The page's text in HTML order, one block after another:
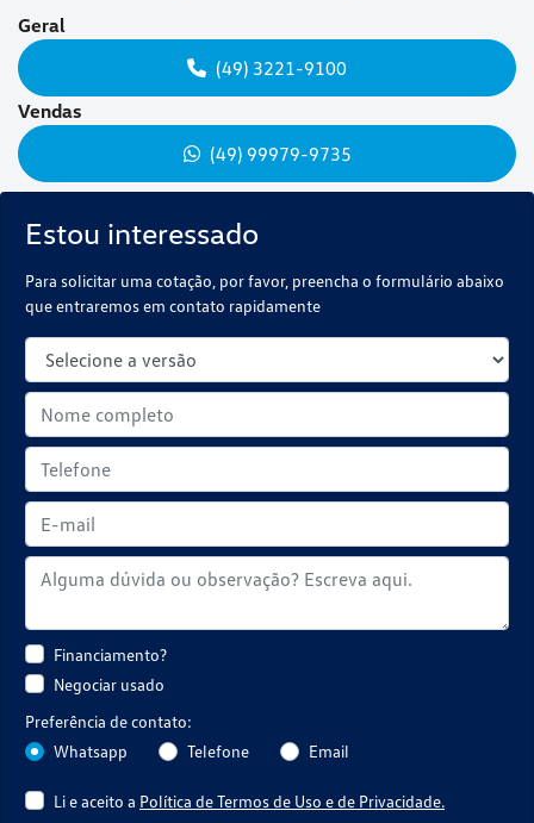
Estou interessado
Para solicitar uma cotação, por favor, preencha o formulário abaixo
que entraremos em contato rapidamente
Financiamento?
Negociar usado
Preferência de contato:
Whatsapp
Telefone Email
Li e aceito a Política de Termos de Uso e de Privacidade.
Geral
(49) 3221-9100
Vendas
(49) 99979-9735